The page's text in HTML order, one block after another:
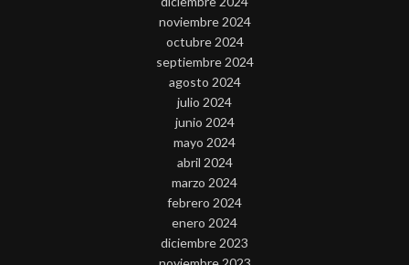
noviembre 2024
octubre 2024
septiembre 2024
agosto 2024
julio 2024
junio 2024
mayo 2024
abril 2024
marzo 2024
febrero 2024
enero 2024
diciembre 2023